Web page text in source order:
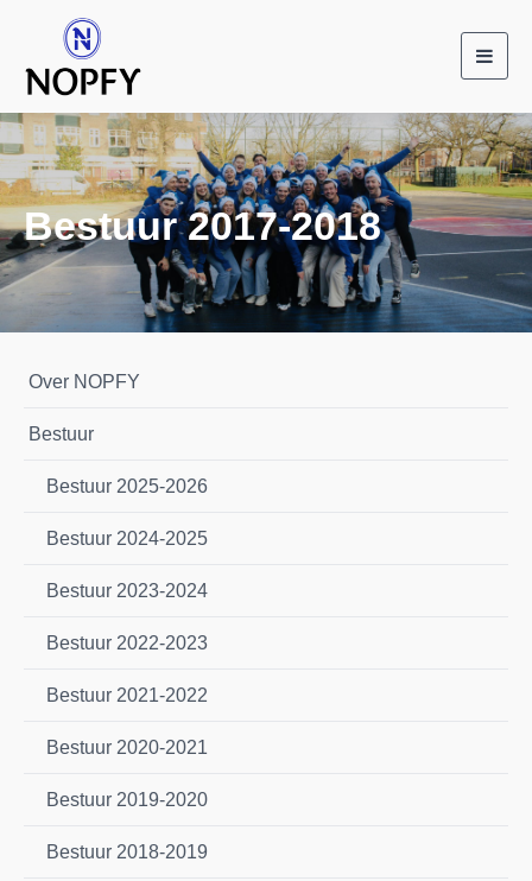
Bestuur 2017-2018
Over NOPFY
Bestuur
Bestuur 2025-2026
Bestuur 2024-2025
Bestuur 2023-2024
Bestuur 2022-2023
Bestuur 2021-2022
Bestuur 2020-2021
Bestuur 2019-2020
Bestuur 2018-2019